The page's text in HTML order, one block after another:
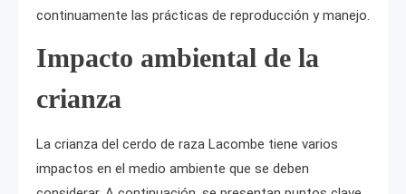
continuamente las prácticas de reproducción y manejo.
Impacto ambiental de la
crianza
La crianza del cerdo de raza Lacombe tiene varios
impactos en el medio ambiente que se deben